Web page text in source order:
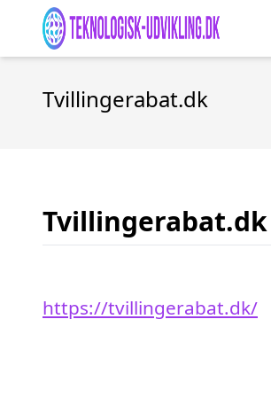
Tvillingerabat.dk
Tvillingerabat.dk
https://tvillingerabat.dk/